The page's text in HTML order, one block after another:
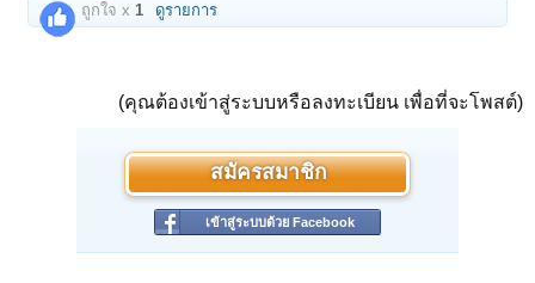
ถูกใจ x1 ดูรายการ
(คุณต้องเข้าสู่ระบบหรือลงทะเบียน เพื่อที่จะโพสต์)
สมัครสมาชิก
เข้าสู่ระบบด้วย Facebook